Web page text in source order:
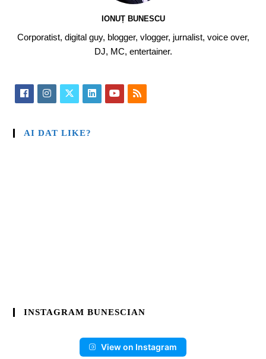
IONUȚ BUNESCU
Corporatist, digital guy, blogger, vlogger, jurnalist, voice over,
DJ, MC, entertainer.
AI DAT LIKE?
INSTAGRAM BUNESCIAN
View on Instagram